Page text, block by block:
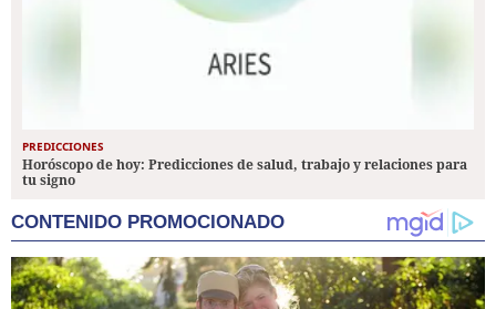
PREDICCIONES
Horóscopo de hoy: Predicciones de salud, trabajo y relaciones para
tu signo
CONTENIDO PROMOCIONADO